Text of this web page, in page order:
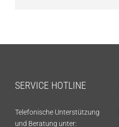
SERVICE HOTLINE
Telefonische Unterstützung
und Beratung unter: